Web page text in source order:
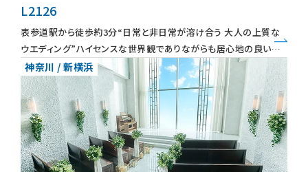
L2126
表参道駅から徒歩約3分“日常と非日常が溶け合う 大人の上質な
ウエディング”ハイセンスな世界観でありながらも居心地の良い空
間は「他にはない雰囲気！」と先輩カップルからも好評 祭壇の先に
ある高さ12mか
神奈川 / 新横浜